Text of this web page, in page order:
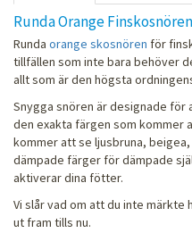
Runda Orange
Runda orange skosnören för
tillfällen som inte bara behöver
allt som är den högsta
Snygga snören är designade för
den exakta färgen som kommer
kommer att se ljusbruna,
dämpade färger för dämpade
aktiverar dina fötter.
Vi slår vad om att du inte märkte
ut fram tills nu.